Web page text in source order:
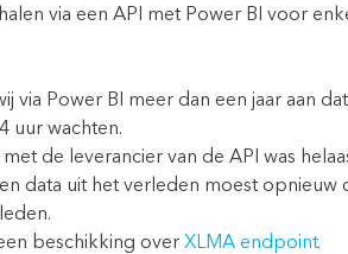
via een API met Power BI voor
via Power BI meer dan een jaar aan
uur wachten.
de leverancier van de API was
data uit het verleden moest
beschikking overXLMA endpoint.